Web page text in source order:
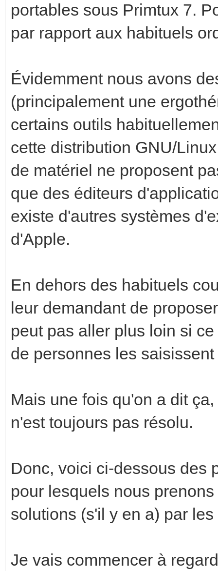
portables sous Primtux 7.
par rapport aux habituels
Évidemment nous avons
(principalement une
certains outils
cette distribution GNU/
de matériel ne proposent
que des éditeurs
existe d'autres systèmes
d'Apple.
En dehors des habituels
leur demandant de
peut pas aller plus loin si
de personnes les
Mais une fois qu'on a dit
n'est toujours pas résolu.
Donc, voici ci-dessous des
pour lesquels nous
solutions (s'il y en a) par
Je vais commencer à